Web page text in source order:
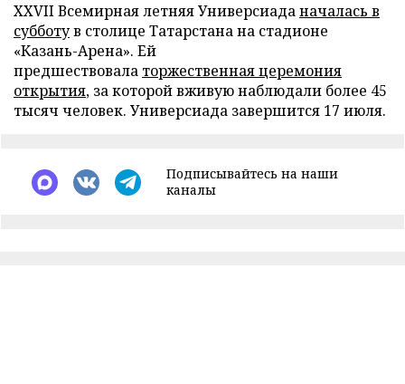
XXVII Всемирная летняя Универсиаданачалась в
субботув столице Татарстана на стадионе
«Казань-Арена». Ей
предшествовала торжественная церемония
открытия, за которой вживую наблюдали более 45
тысяч человек. Универсиада завершится 17 июля.
Подписывайтесь на наши
каналы